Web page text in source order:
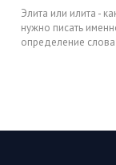
Элита или илита -
нужно писать
определение слова